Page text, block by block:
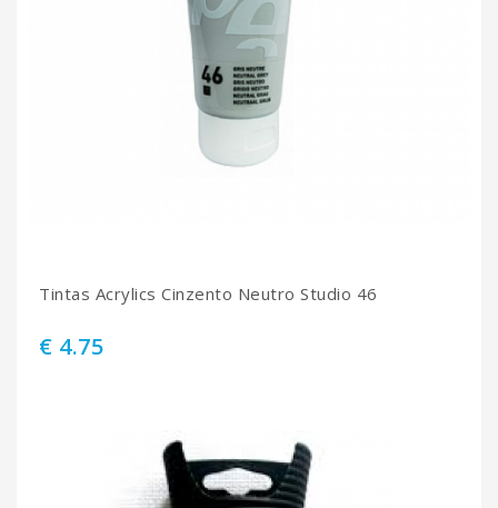
Tintas Acrylics Cinzento Neutro Studio 46
€ 4.75